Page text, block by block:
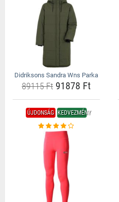
Didriksons Sandra Wns Parka
89115 Ft91878 Ft
ÚJDONSÁG KEDVEZMÉNY